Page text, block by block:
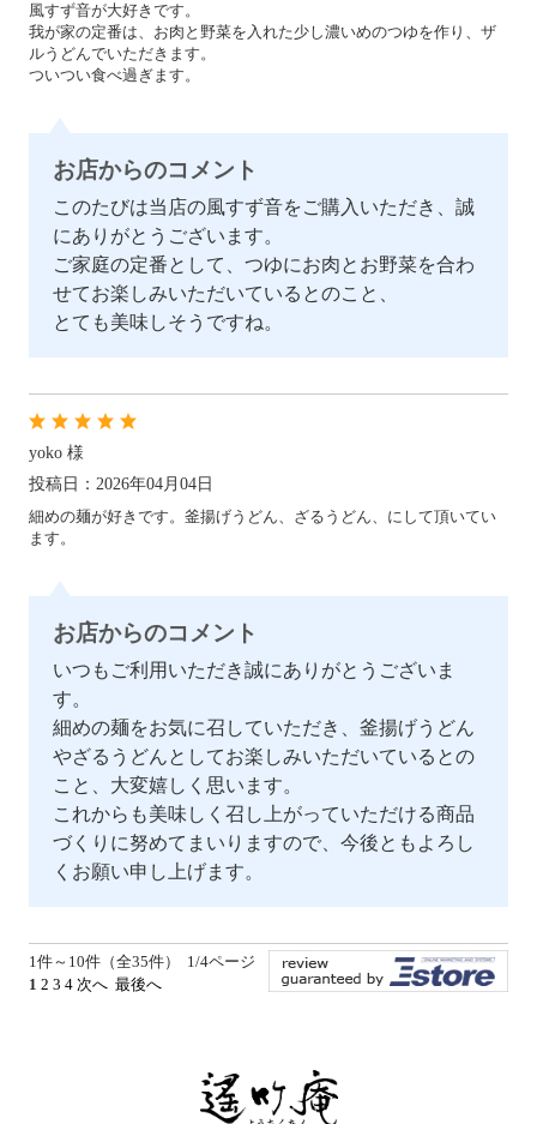
風すず音が大好きです。
我が家の定番は、お肉と野菜を入れた少し濃いめのつゆを作り、ザ
ルうどんでいただきます。
ついつい食べ過ぎます。
お店からのコメント
このたびは当店の風すず音をご購入いただき、誠
にありがとうございます。
ご家庭の定番として、つゆにお肉とお野菜を合わ
せてお楽しみいただいているとのこと、
とても美味しそうですね。
yoko 様
投稿日：2026年04月04日
細めの麺が好きです。釜揚げうどん、ざるうどん、にして頂いてい
ます。
お店からのコメント
いつもご利用いただき誠にありがとうございま
す。
細めの麺をお気に召していただき、釜揚げうどん
やざるうどんとしてお楽しみいただいているとの
こと、大変嬉しく思います。
これからも美味しく召し上がっていただける商品
づくりに努めてまいりますので、今後ともよろし
くお願い申し上げます。
1件～10件（全35件） 1/4ページ
1 2 3 4 次へ 最後へ